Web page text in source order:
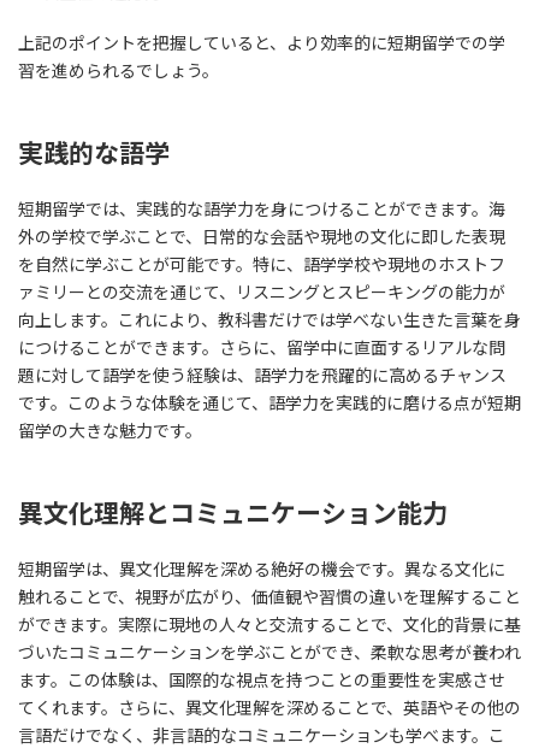
上記のポイントを把握していると、より効率的に短期留学での学
習を進められるでしょう。
実践的な語学
短期留学では、実践的な語学力を身につけることができます。海
外の学校で学ぶことで、日常的な会話や現地の文化に即した表現
を自然に学ぶことが可能です。特に、語学学校や現地のホストフ
ァミリーとの交流を通じて、リスニングとスピーキングの能力が
向上します。これにより、教科書だけでは学べない生きた言葉を身
につけることができます。さらに、留学中に直面するリアルな問
題に対して語学を使う経験は、語学力を飛躍的に高めるチャンス
です。このような体験を通じて、語学力を実践的に磨ける点が短期
留学の大きな魅力です。
異文化理解とコミュニケーション能力
短期留学は、異文化理解を深める絶好の機会です。異なる文化に
触れることで、視野が広がり、価値観や習慣の違いを理解すること
ができます。実際に現地の人々と交流することで、文化的背景に基
づいたコミュニケーションを学ぶことができ、柔軟な思考が養われ
ます。この体験は、国際的な視点を持つことの重要性を実感させ
てくれます。さらに、異文化理解を深めることで、英語やその他の
言語だけでなく、非言語的なコミュニケーションも学べます。こ